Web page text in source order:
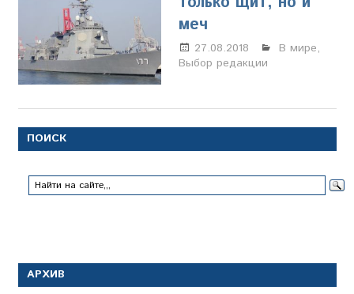
меч
27.08.2018
Анастасия
Свиридова
В мире,
Выбор редакции
ПОИСК
АРХИВ